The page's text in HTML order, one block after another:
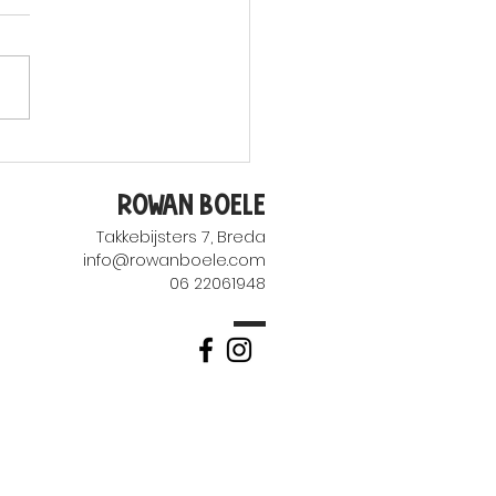
een proefzangles
Rowan Boele
Takkebijsters 7, Breda
info@rowanboele.com
06 22061948